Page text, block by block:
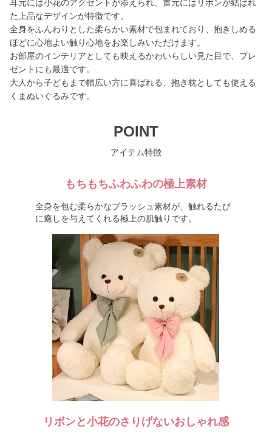
耳元には小花のアクセントが添えられ、首元にはリボンが結ばれ
た上品なデザインが特徴です。
全身をふんわりとした柔らかい素材で包まれており、抱きしめる
ほどに心地よい触り心地をお楽しみいただけます。
お部屋のインテリアとしても映えるかわいらしい見た目で、プレ
ゼントにも最適です。
大人から子どもまで幅広い方に喜ばれる、抱き枕としても使える
くまぬいぐるみです。
POINT
アイテム特徴
もちもちふわふわの極上素材
全身を包む柔らかなプラッシュ素材が、触れるたび
に癒しを与えてくれる極上の肌触りです。
リボンと小花のさりげないおしゃれ感